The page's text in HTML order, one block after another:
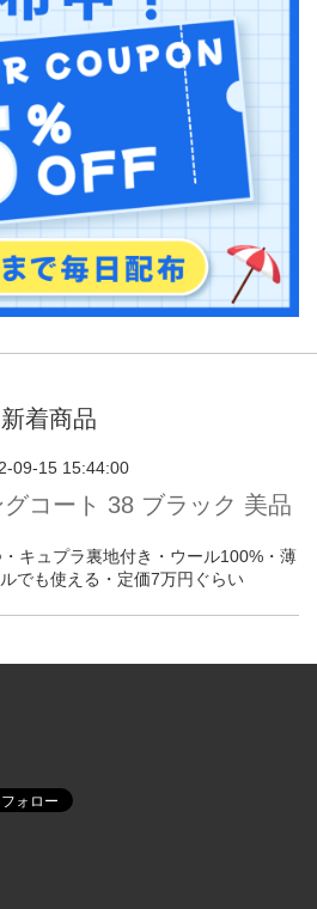
新着商品
09-15 15:44:00
コート 38 ブラック 美品
キュプラ裏地付き・ウール100%・薄
でも使える・定価7万円ぐらい